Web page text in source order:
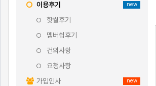
new
이용후기
핫썰후기
멤버쉽후기
건의사항
요청사항
new
가입인사